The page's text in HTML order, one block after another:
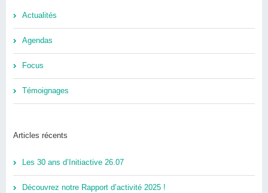
Actualités
Agendas
Focus
Témoignages
Articles récents
Les 30 ans d’Initiactive 26.07
Découvrez notre Rapport d’activité 2025 !